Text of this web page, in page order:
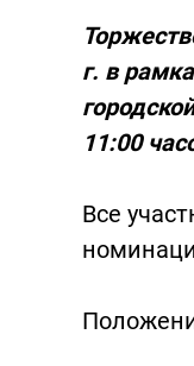
г. в
11:00
Все